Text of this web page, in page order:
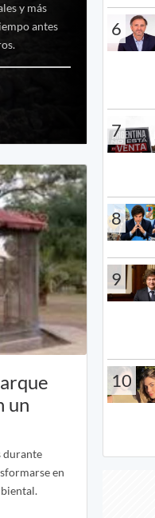
y más
antes
un
durante
en
6
7
8
9
10